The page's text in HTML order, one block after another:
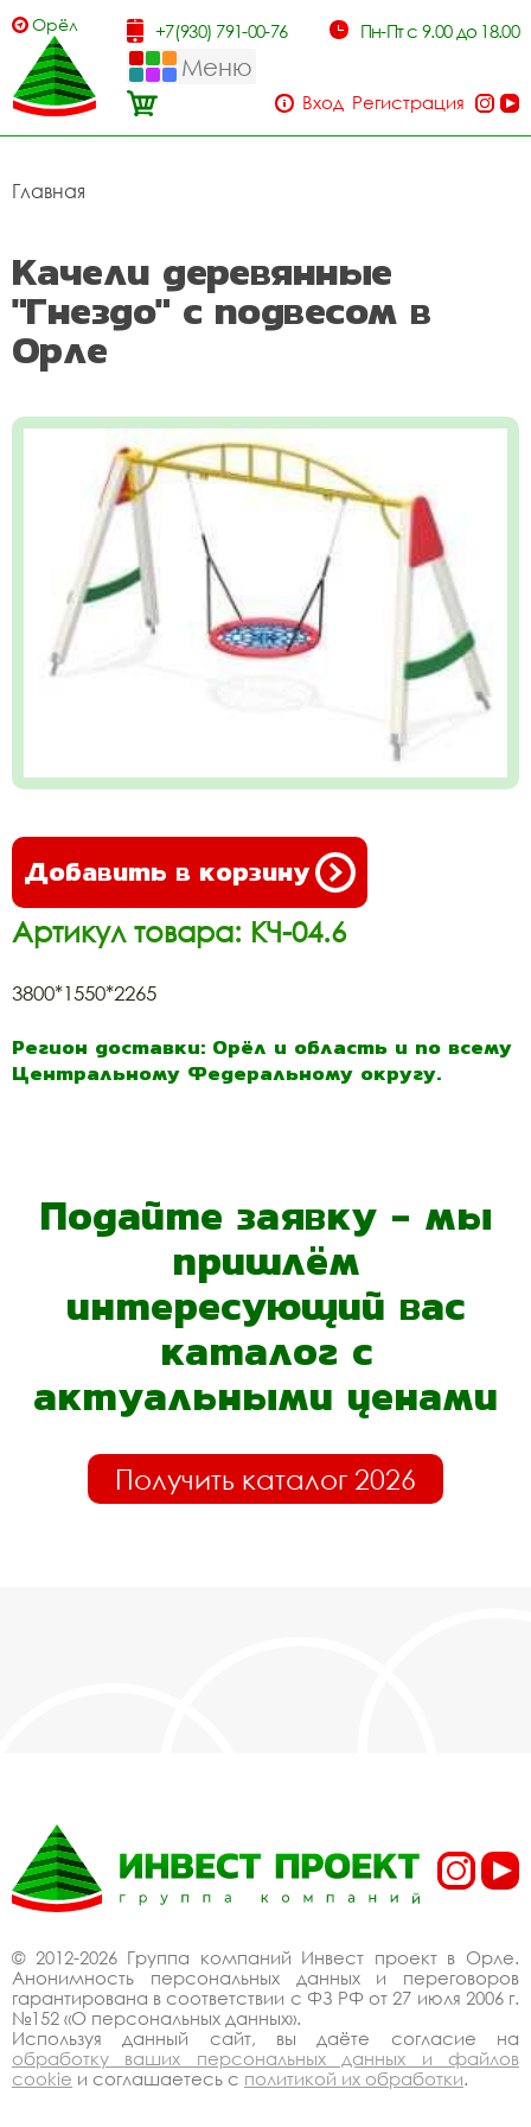
Орёл +7(930) 791-00-76 Пн-Пт с 9.00 до 18.00
Меню
Вход Регистрация
Главная
Качели деревянные
"Гнездо" с подвесом в
Орле
Добавить в корзину
Артикул товара: КЧ-04.6
3800*1550*2265
Регион доставки: Орёл и область и по всему
Центральному Федеральному округу.
Подайте заявку - мы
пришлём
интересующий вас
каталог с
актуальными ценами
Получить каталог 2026
© 2012-2026 Группа компаний Инвест проект в Орле.
Анонимность персональных данных и переговоров
гарантирована в соответствии с ФЗ РФ от 27 июля 2006 г.
№152 «О персональных данных».
Используя данный сайт, вы даёте согласие на
обработку ваших персональных данных и файлов
cookie и соглашаетесь с политикой их обработки.